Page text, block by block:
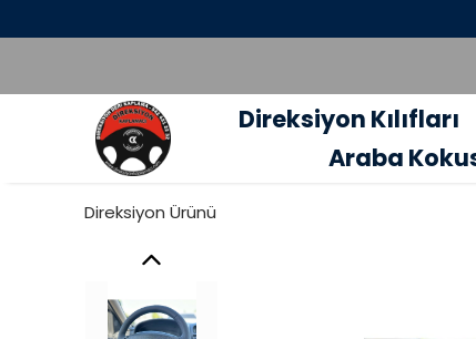
Direksiyon Kılıfları
Araba
Direksiyon Ürünü